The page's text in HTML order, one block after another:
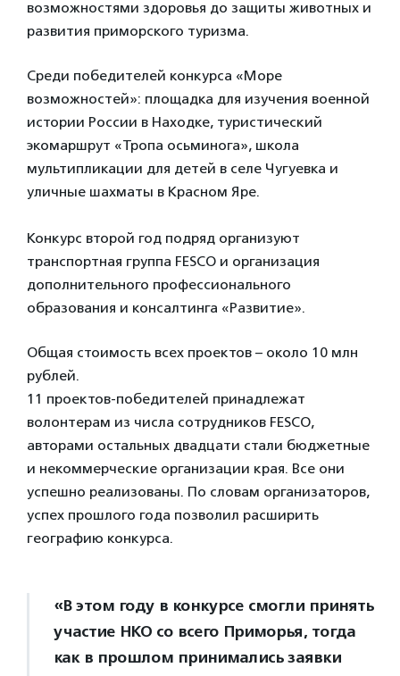
возможностями здоровья до защиты животных и
развития приморского туризма.
Среди победителей конкурса «Море
возможностей»: площадка для изучения военной
истории России в Находке, туристический
экомаршрут «Тропа осьминога», школа
мультипликации для детей в селе Чугуевка и
уличные шахматы в Красном Яре.
Конкурс второй год подряд организуют
транспортная группа FESCO и организация
дополнительного профессионального
образования и консалтинга «Развитие».
Общая стоимость всех проектов – около 10 млн
рублей.
11 проектов-победителей принадлежат
волонтерам из числа сотрудников FESCO,
авторами остальных двадцати стали бюджетные
и некоммерческие организации края. Все они
успешно реализованы. По словам организаторов,
успех прошлого года позволил расширить
географию конкурса.
«В этом году в конкурсе смогли принять
участие НКО со всего Приморья, тогда
как в прошлом принимались заявки